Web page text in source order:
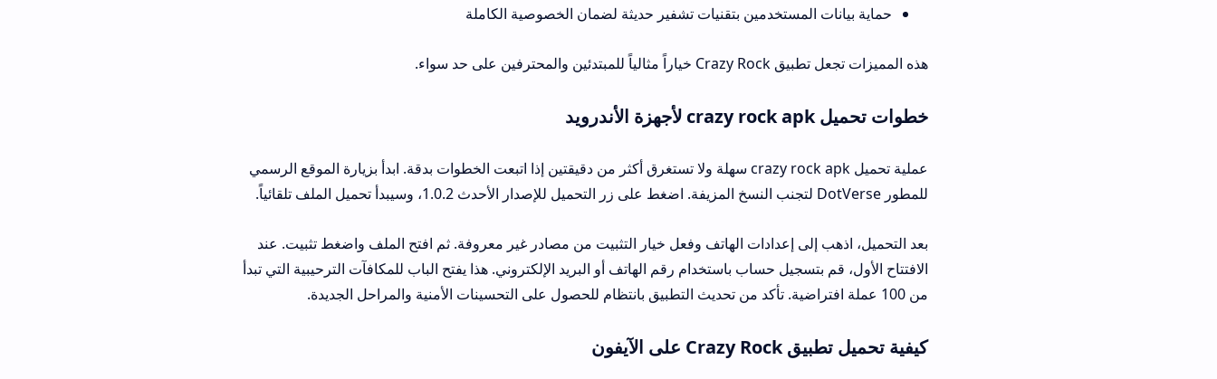
حماية بيانات المستخدمين بتقنيات تشفير حديثة لضمان الخصوصية الكاملة
هذه المميزات تجعل تطبيق Crazy Rock خياراً مثالياً للمبتدئين والمحترفين على حد سواء.
خطوات تحميل crazy rock apk لأجهزة الأندرويد
عملية تحميل crazy rock apk سهلة ولا تستغرق أكثر من دقيقتين إذا اتبعت الخطوات بدقة. ابدأ بزيارة الموقع الرسمي
بعد التحميل، اذهب إلى إعدادات الهاتف وفعل خيار التثبيت من مصادر غير معروفة. ثم افتح الملف واضغط تثبيت. عند
الافتتاح الأول، قم بتسجيل حساب باستخدام رقم الهاتف أو البريد الإلكتروني. هذا يفتح الباب للمكافآت الترحيبية التي تبدأ
كيفية تحميل تطبيق Crazy Rock على الآيفون